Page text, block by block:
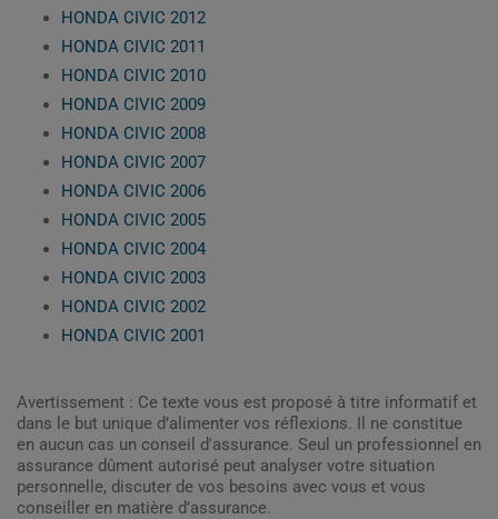
HONDA CIVIC 2012
HONDA CIVIC 2011
HONDA CIVIC 2010
HONDA CIVIC 2009
HONDA CIVIC 2008
HONDA CIVIC 2007
HONDA CIVIC 2006
HONDA CIVIC 2005
HONDA CIVIC 2004
HONDA CIVIC 2003
HONDA CIVIC 2002
HONDA CIVIC 2001
Avertissement : Ce texte vous est proposé à titre informatif et
dans le but unique d’alimenter vos réflexions. Il ne constitue
en aucun cas un conseil d'assurance. Seul un professionnel en
assurance dûment autorisé peut analyser votre situation
personnelle, discuter de vos besoins avec vous et vous
conseiller en matière d’assurance.